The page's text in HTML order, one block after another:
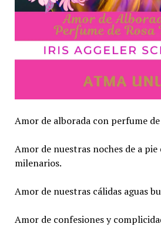
Amor de alborada con perfume
Amor de nuestras noches de a
milenarios.
Amor de nuestras cálidas aguas
Amor de confesiones y